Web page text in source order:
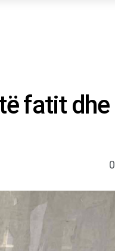
fatit dhe
0